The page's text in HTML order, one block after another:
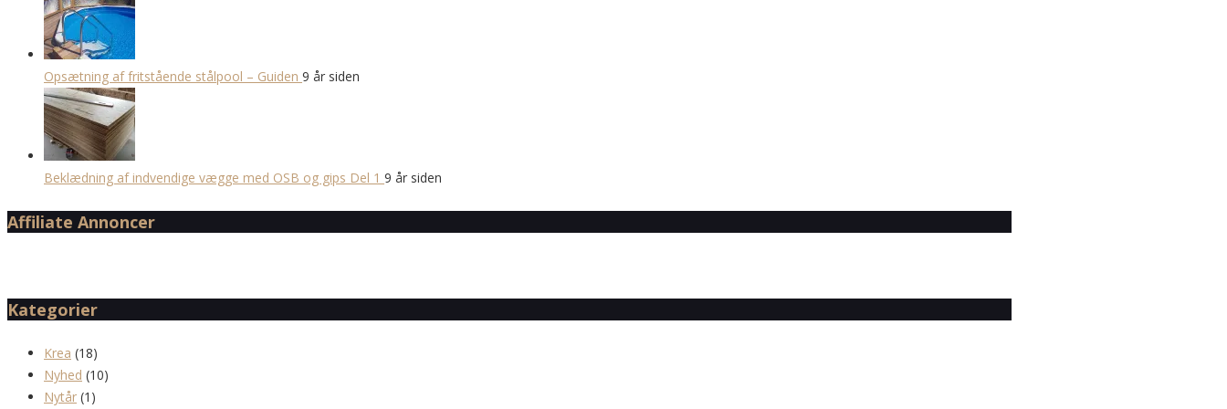
Opsætning af fritstående stålpool – Guiden 9 år siden
Beklædning af indvendige vægge med OSB og gips Del 1 9 år siden
Affiliate Annoncer
Kategorier
Krea (18)
Nyhed (10)
Nytår (1)